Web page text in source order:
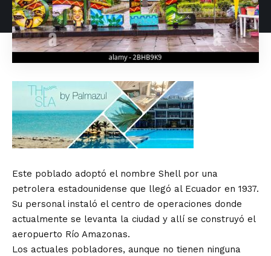
Este poblado adoptó el nombre Shell por una
petrolera estadounidense que llegó al Ecuador en 1937.
Su personal instaló el centro de operaciones donde
actualmente se levanta la ciudad y allí se construyó el
aeropuerto Río Amazonas.
Los actuales pobladores, aunque no tienen ninguna